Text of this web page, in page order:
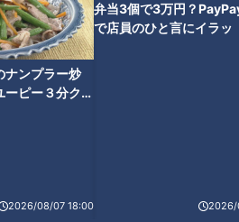
ナンプラー炒
ピー３分クッ
2026/08/07 18:00
弁当3個で3万円？
で店員のひと言にイラッ
2026/
RANKING